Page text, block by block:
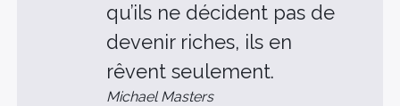
qu’ils ne décident pas de
devenir riches, ils en
rêvent seulement.
Michael Masters